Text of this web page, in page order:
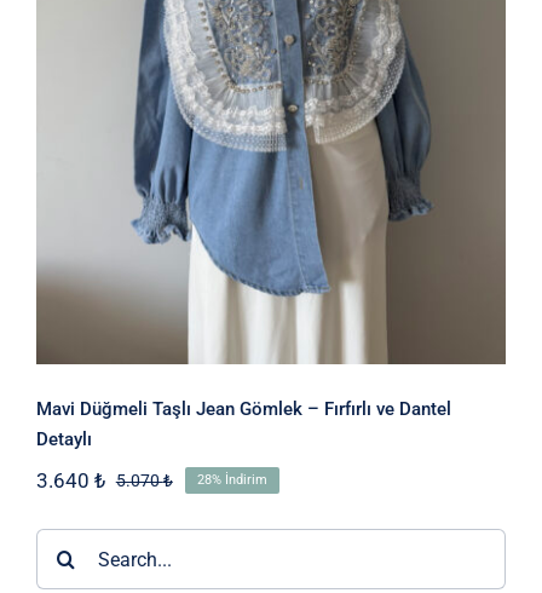
Mavi Düğmeli Taşlı Jean Gömlek –
Fırfırlı ve Dantel Detaylı
Mavi Düğmeli Taşlı Jean Gömlek – Fırfırlı ve Dantel
Detaylı
5.070₺Orijinal
3.640 ₺
Şu
3.640 ₺.
28% İndirim